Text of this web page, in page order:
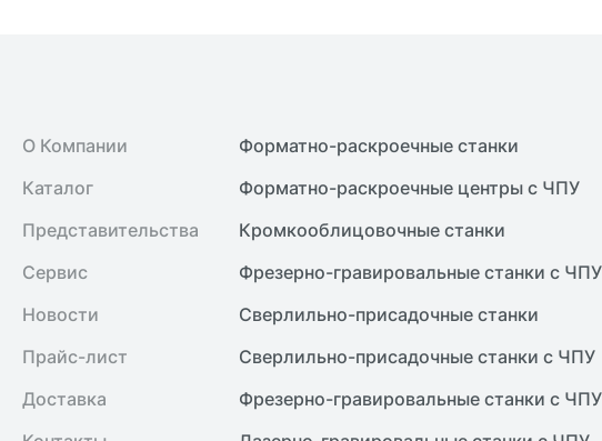
О Компании
Каталог
Представительства
Сервис
Новости
Прайс-лист
Доставка
Форматно-раскроечные станки
Форматно-раскроечные центры с ЧПУ
Кромкооблицовочные cтанки
Фрезерно-гравировальные станки с ЧПУ
Сверлильно-присадочные станки
Сверлильно-присадочные станки с ЧПУ
Фрезерно-гравировальные станки с